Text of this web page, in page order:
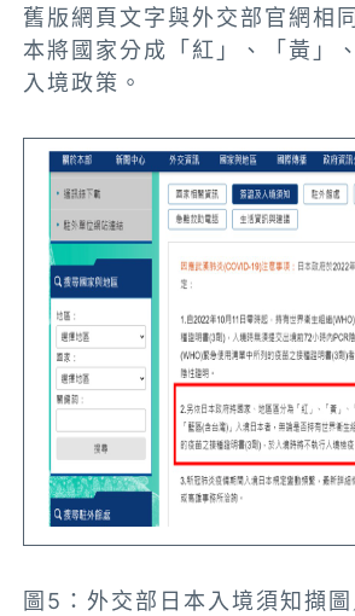
舊版網頁文字與外交部官網相
本將國家分成「紅」、「黃」
入境政策。
圖5：外交部日本入境須知擷